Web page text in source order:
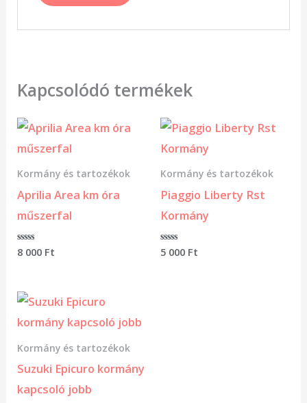
Kapcsolódó termékek
Kormány és tartozékok
Aprilia Area km óra
műszerfal
Értékelés:
8 000 Ft
Kormány és tartozékok
Piaggio Liberty Rst
Kormány
Értékelés:
5 000 Ft
Kormány és tartozékok
Suzuki Epicuro kormány
kapcsoló jobb